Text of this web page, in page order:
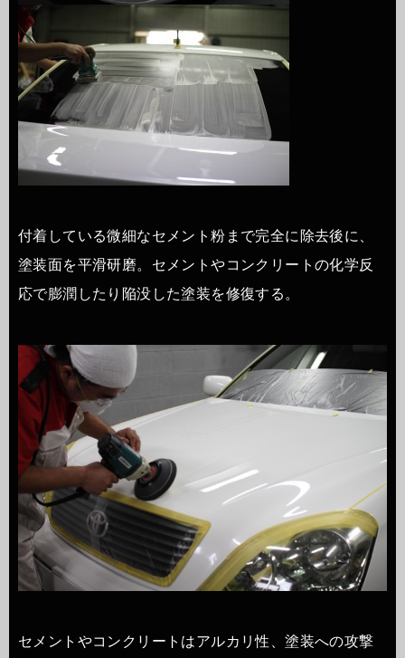
付着している微細なセメント粉まで完全に除去後に、
塗装面を平滑研磨。セメントやコンクリートの化学反
応で膨潤したり陥没した塗装を修復する。
セメントやコンクリートはアルカリ性、塗装への攻撃